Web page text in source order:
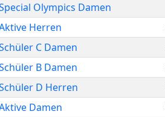
Olympics Damen
Herren
C Damen
B Damen
D Herren
Damen